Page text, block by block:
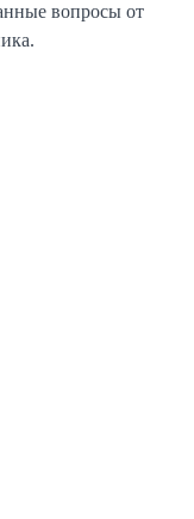
вопросы от